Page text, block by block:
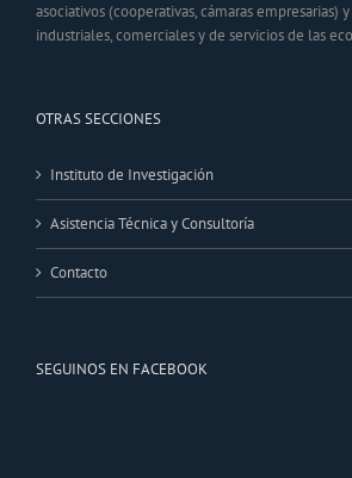
asociativos (cooperativas, cámaras empresarias)
industriales, comerciales y de servicios de las
OTRAS SECCIONES
Instituto de Investigación
Asistencia Técnica y Consultoría
Contacto
SEGUINOS EN FACEBOOK